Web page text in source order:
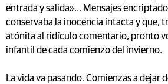
entrada y salida»... Mensajes
conservaba la inocencia intacta y que,
atónita al ridículo comentario, pronto
infantil de cada comienzo del invierno.
La vida va pasando. Comienzas a dejar